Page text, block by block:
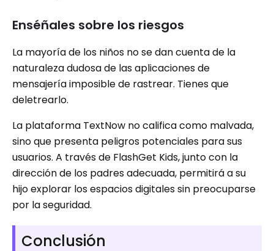
Enséñales sobre los riesgos
La mayoría de los niños no se dan cuenta de la
naturaleza dudosa de las aplicaciones de
mensajería imposible de rastrear. Tienes que
deletrearlo.
La plataforma TextNow no califica como malvada,
sino que presenta peligros potenciales para sus
usuarios. A través de FlashGet Kids, junto con la
dirección de los padres adecuada, permitirá a su
hijo explorar los espacios digitales sin preocuparse
por la seguridad.
Conclusión